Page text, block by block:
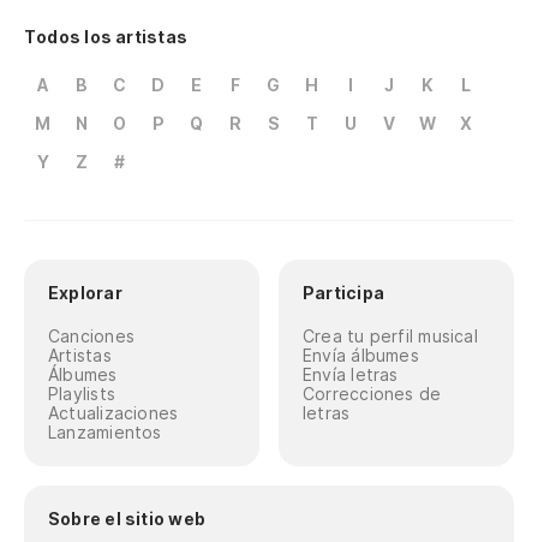
Todos los artistas
A B C D E F G H I J K
L
M
N O P Q R S T U V W
X
Y
Z #
Explorar
Canciones
Artistas
Álbumes
Playlists
Actualizaciones
Lanzamientos
Participa
Crea tu perfil musical
Envía álbumes
Envía letras
Correcciones de
letras
Sobre el sitio web